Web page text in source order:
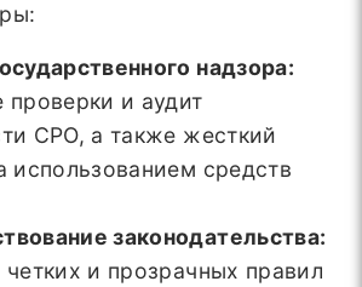
надзора:
проверки и аудит
СРО, а также жесткий
использованием средств
законодательства:
четких и прозрачных правил